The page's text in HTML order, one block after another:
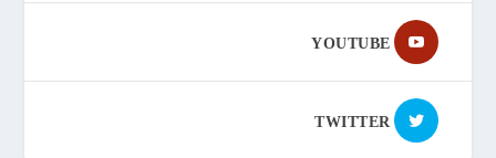
YOUTUBE
TWITTER